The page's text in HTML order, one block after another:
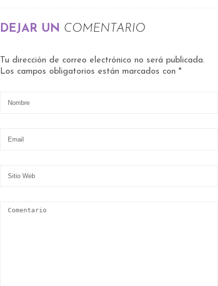
DEJAR UN COMENTARIO
Tu dirección de correo electrónico no será publicada.
Los campos obligatorios están marcados con *